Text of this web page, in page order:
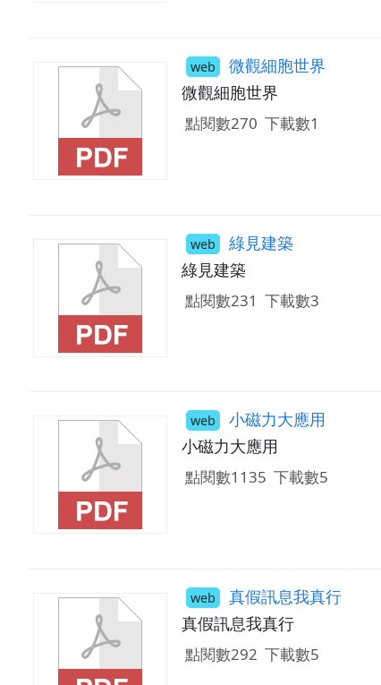
web 微觀細胞世界
微觀細胞世界
點閱數270 下載數1
web 綠見建築
綠見建築
點閱數231 下載數3
web 小磁力大應用
小磁力大應用
點閱數1135 下載數5
web 真假訊息我真行
真假訊息我真行
點閱數292 下載數5